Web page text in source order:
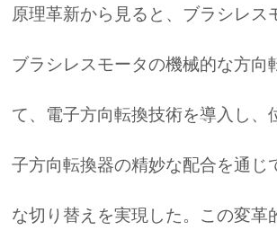
原理革新から見ると、ブラシレス
ブラシレスモータの機械的な方向
て、電子方向転換技術を導入し、
子方向転換器の精妙な配合を通じ
な切り替えを実現した。この変革